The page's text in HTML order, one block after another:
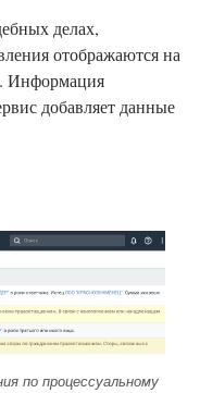
делах,
отображаются на
Информация
добавляет данные
по процессуальному